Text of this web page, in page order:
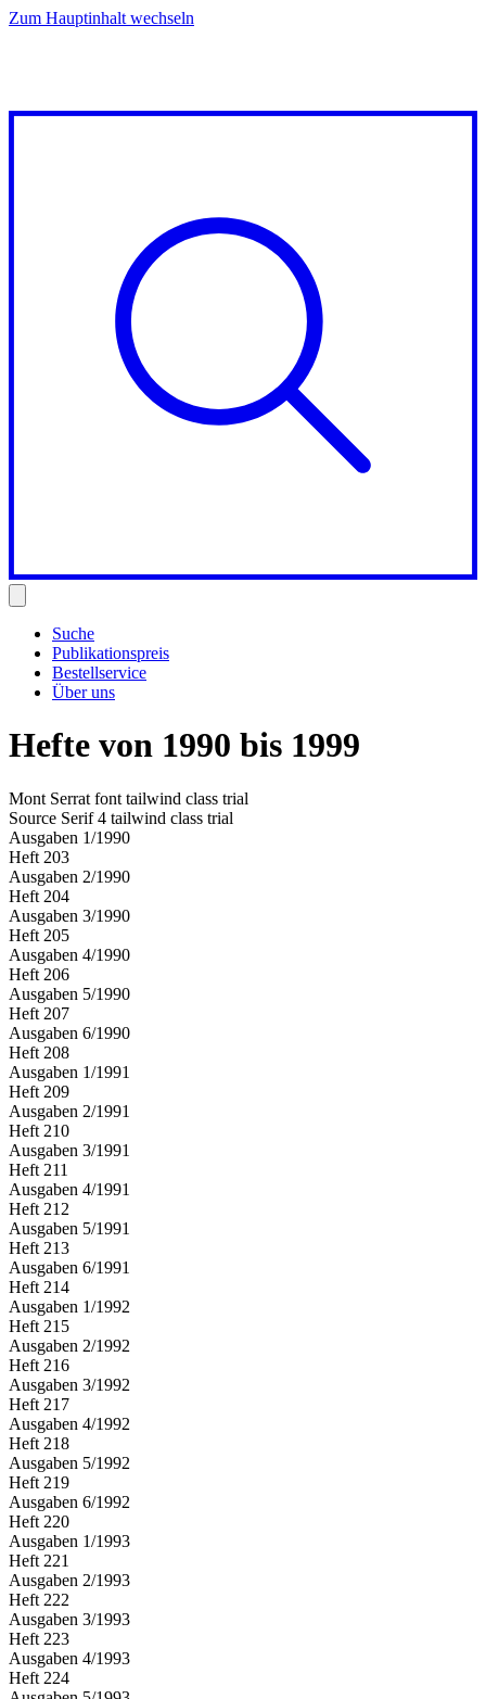
Zum Hauptinhalt wechseln
Suche
Publikationspreis
Bestellservice
Über uns
Hefte von 1990 bis 1999
Mont Serrat font tailwind class trial
Source Serif 4 tailwind class trial
Ausgaben 1/1990
Heft 203
Ausgaben 2/1990
Heft 204
Ausgaben 3/1990
Heft 205
Ausgaben 4/1990
Heft 206
Ausgaben 5/1990
Heft 207
Ausgaben 6/1990
Heft 208
Ausgaben 1/1991
Heft 209
Ausgaben 2/1991
Heft 210
Ausgaben 3/1991
Heft 211
Ausgaben 4/1991
Heft 212
Ausgaben 5/1991
Heft 213
Ausgaben 6/1991
Heft 214
Ausgaben 1/1992
Heft 215
Ausgaben 2/1992
Heft 216
Ausgaben 3/1992
Heft 217
Ausgaben 4/1992
Heft 218
Ausgaben 5/1992
Heft 219
Ausgaben 6/1992
Heft 220
Ausgaben 1/1993
Heft 221
Ausgaben 2/1993
Heft 222
Ausgaben 3/1993
Heft 223
Ausgaben 4/1993
Heft 224